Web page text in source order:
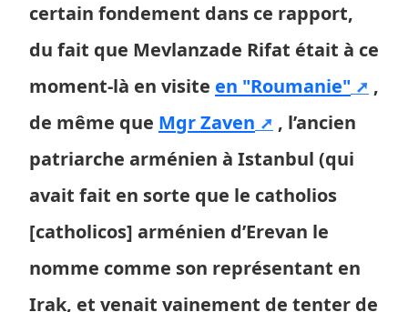
certain fondement dans ce rapport,
du fait que Mevlanzade Rifat était à ce
moment-là en visite en "Roumanie"
,
de même que Mgr Zaven
, l’ancien
patriarche arménien à Istanbul (qui
avait fait en sorte que le catholios
[catholicos] arménien d’Erevan le
nomme comme son représentant en
Irak, et venait vainement de tenter de